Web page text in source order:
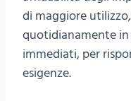
di maggiore utilizzo,
quotidianamente
immediati, per
esigenze.